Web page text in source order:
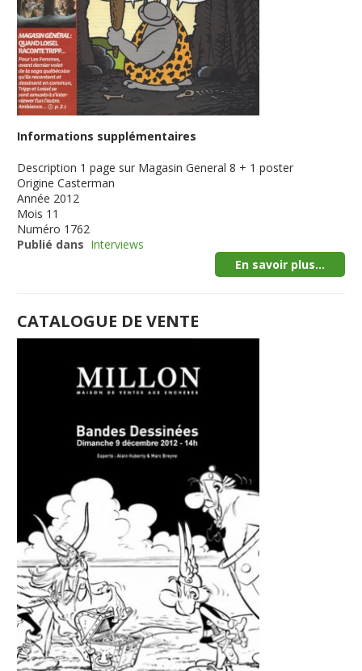
Informations supplémentaires
Description 1 page sur Magasin General 8 + 1 poster
Origine Casterman
Année 2012
Mois 11
Numéro 1762
Publié dans Interviews
En savoir plus...
CATALOGUE DE VENTE